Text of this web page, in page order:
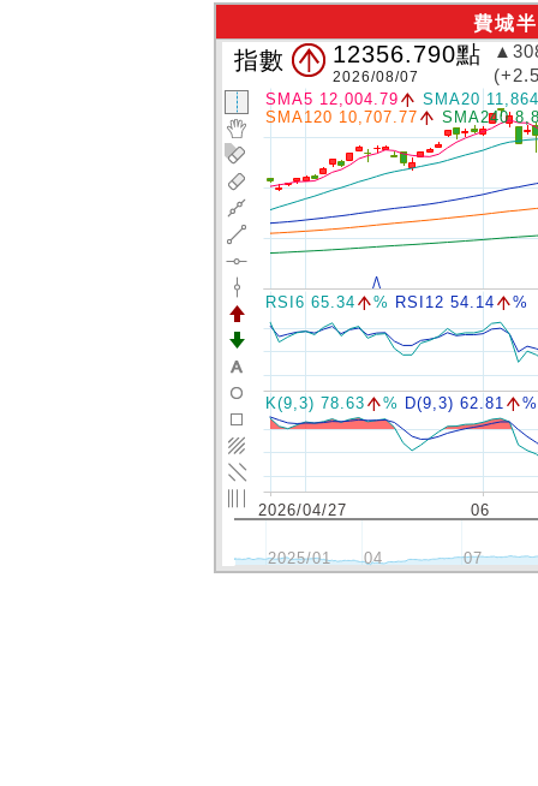
費城
指數 12356.790點
2026/08/07
SMA5 12,004.79
SMA20
SMA120 10,707.77
SMA240
RSI6 65.34 % RSI12 54.14 %
K(9,3) 78.63 % D(9,3) 62.81 %